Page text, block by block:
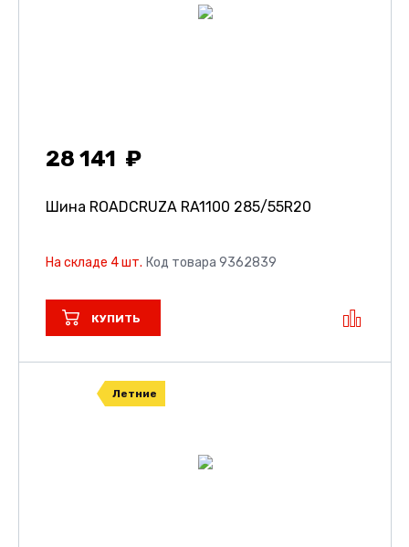
28 141
Шина ROADCRUZA RA1100 285/55R20
На складе 4 шт. Код товара 9362839
КУПИТЬ
Летние